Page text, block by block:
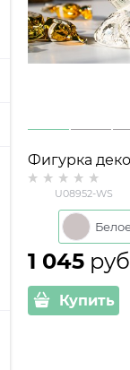
Фигурка
Птичка U08952-WS
полистоун h= 11см
цв.белый с
U08952-WS
1 045
Купить